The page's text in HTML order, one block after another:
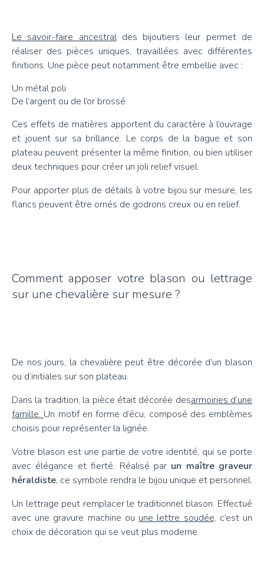
Le savoir-faire ancestraldes bijoutiers leur permet de
réaliser des pièces uniques, travaillées avec différentes
finitions. Une pièce peut notamment être embellie avec :
Un métal poli
De l’argent ou de l’or brossé
Ces effets de matières apportent du caractère à l’ouvrage
et jouent sur sa brillance. Le corps de la bague et son
plateau peuvent présenter la même finition, ou bien utiliser
deux techniques pour créer un joli relief visuel.
Pour apporter plus de détails à votre bijou sur mesure, les
flancs peuvent être ornés de godrons creux ou en relief.
Comment apposer votre blason ou lettrage
sur une chevalière sur mesure ?
De nos jours, la chevalière peut être décorée d’un blason
ou d’initiales sur son plateau.
Dans la tradition, la pièce était décorée desarmoiries d’une
famille. Un motif en forme d’écu, composé des emblèmes
choisis pour représenter la lignée.
Votre blason est une partie de votre identité, qui se porte
avec élégance et fierté. Réalisé par un maître graveur
héraldiste, ce symbole rendra le bijou unique et personnel.
Un lettrage peut remplacer le traditionnel blason. Effectué
avec une gravure machine ou une lettre soudée, c’est un
choix de décoration qui se veut plus moderne.